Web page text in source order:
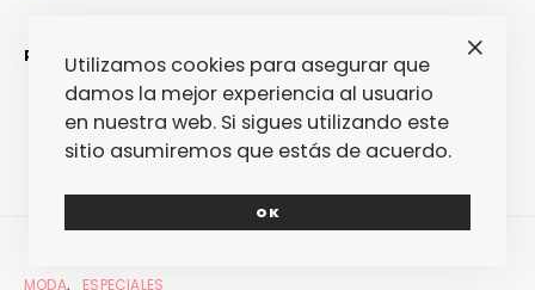
REDES SOCIALES
MODA ESPECIALES
Utilizamos cookies para asegurar que
damos la mejor experiencia al usuario
en nuestra web. Si sigues utilizando este
sitio asumiremos que estás de acuerdo.
OK